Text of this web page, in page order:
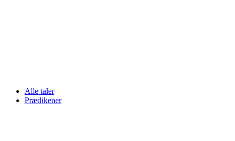
Alle taler
Prædikener